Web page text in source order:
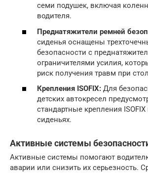
семи подушек, включая
водителя.
Преднатяжители ремней
сиденья оснащены
безопасности с
ограничителями усилия,
риск получения травм при
Крепления ISOFIX: Для
детских автокресел
стандартные крепления
сиденьях.
Активные системы
Активные системы помогают
аварии или снизить их серьезность.